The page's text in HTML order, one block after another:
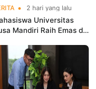
2 hari yang lalu
Universitas
Mandiri Raih Emas di
Open
2026